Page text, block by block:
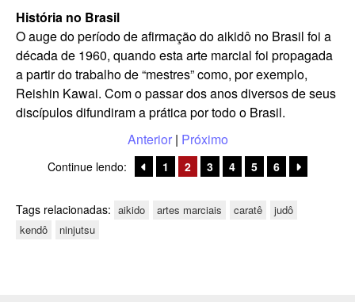
História no Brasil
O auge do período de afirmação do aikidô no Brasil foi a
década de 1960, quando esta arte marcial foi propagada
a partir do trabalho de “mestres” como, por exemplo,
Reishin Kawai. Com o passar dos anos diversos de seus
discípulos difundiram a prática por todo o Brasil.
Anterior| Próximo
Continue lendo: 1 2 3 4 5 6
Tags relacionadas: aikido artes marciais caratê
judô
kendô
ninjutsu